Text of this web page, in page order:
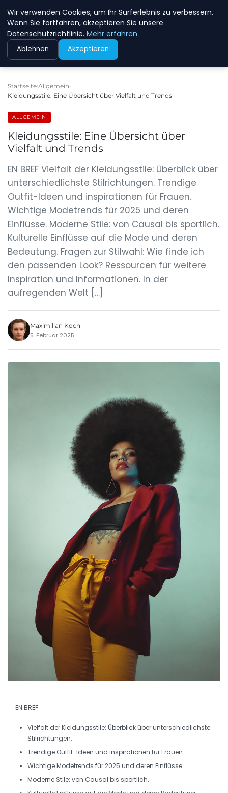
NEW ENERGY JOBS
Startseite Allgemein
Kleidungsstile: Eine Übersicht über Vielfalt und Trends
ALLGEMEIN
Kleidungsstile: Eine Übersicht über
Vielfalt und Trends
EN BREF Vielfalt der Kleidungsstile: Überblick über
unterschiedlichste Stilrichtungen. Trendige
Outfit-Ideen und inspirationen für Frauen.
Wichtige Modetrends für 2025 und deren
Einflüsse. Moderne Stile: von Causal bis sportlich.
Kulturelle Einflüsse auf die Mode und deren
Bedeutung. Fragen zur Stilwahl: Wie finde ich
den passenden Look? Ressourcen für weitere
Inspiration und Informationen. In der
aufregenden Welt […]
Maximilian Koch
5. Februar 2025
EN BREF
Vielfalt derKleidungsstile: Überblick über unterschiedlichste
Stilrichtungen.
Trendige Outfit-Ideen und inspirationen fürFrauen.
WichtigeModetrends für 2025 und deren Einflüsse.
Moderne Stile: von Causal bis sportlich.
Wir verwenden Cookies, um Ihr Surferlebnis zu verbessern.
Wenn Sie fortfahren, akzeptieren Sie unsere
Datenschutzrichtlinie. Mehr erfahren
Ablehnen Akzeptieren